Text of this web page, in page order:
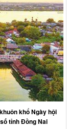
khổ Ngày hội
tỉnh Đồng Nai